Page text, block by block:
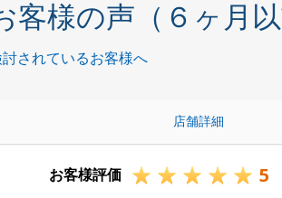
客様の声（６ヶ月以
されているお客様へ
店舗詳細
お客様評価 5